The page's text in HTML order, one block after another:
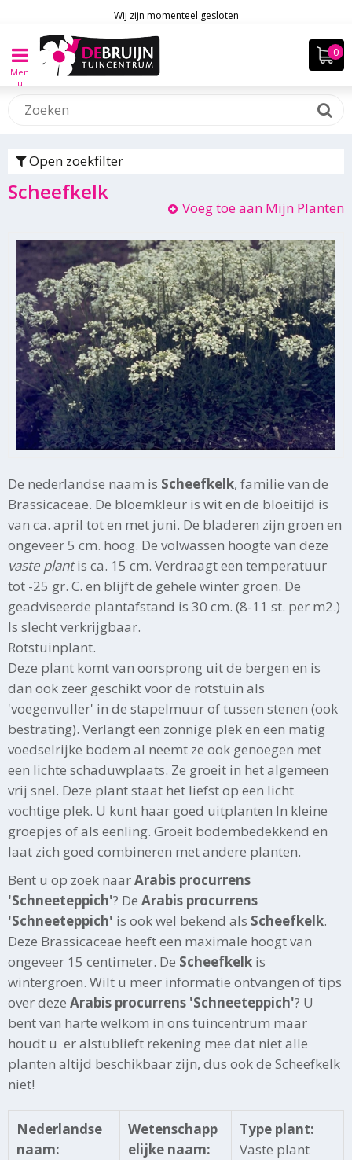
Men
u
Wij zijn momenteel gesloten
Open zoekfilter
Scheefkelk
Voeg toe aan Mijn Planten
De nederlandse naam is Scheefkelk, familie van de
Brassicaceae. De bloemkleur is wit en de bloeitijd is
van ca. april tot en met juni. De bladeren zijn groen en
ongeveer 5 cm. hoog. De volwassen hoogte van deze
vaste plantis ca. 15 cm. Verdraagt een temperatuur
tot -25 gr. C. en blijft de gehele winter groen. De
geadviseerde plantafstand is 30 cm. (8-11 st. per m2.)
Is slecht verkrijgbaar.
Rotstuinplant.
Deze plant komt van oorsprong uit de bergen en is
dan ook zeer geschikt voor de rotstuin als
'voegenvuller' in de stapelmuur of tussen stenen (ook
bestrating). Verlangt een zonnige plek en een matig
voedselrijke bodem al neemt ze ook genoegen met
een lichte schaduwplaats. Ze groeit in het algemeen
vrij snel. Deze plant staat het liefst op een licht
vochtige plek. U kunt haar goed uitplanten In kleine
groepjes of als eenling. Groeit bodembedekkend en
laat zich goed combineren met andere planten.
Bent u op zoek naarArabis procurrens
'Schneeteppich'? De Arabis procurrens
'Schneeteppich' is ook wel bekend als Scheefkelk.
Deze Brassicaceae heeft een maximale hoogt van
ongeveer 15 centimeter. De Scheefkelk is
wintergroen. Wilt u meer informatie ontvangen of tips
over deze Arabis procurrens 'Schneeteppich'? U
bent van harte welkom in ons tuincentrum maar
houdt u er alstublieft rekening mee dat niet alle
planten altijd beschikbaar zijn, dus ook de Scheefkelk
niet!
Nederlandse
naam:
Wetenschapp
elijke naam:
Type plant:
Vaste plant